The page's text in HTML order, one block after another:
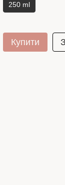
250 ml
Купити